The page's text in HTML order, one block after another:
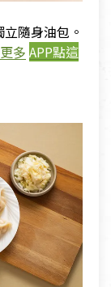
隨身油包。
多 APP點這